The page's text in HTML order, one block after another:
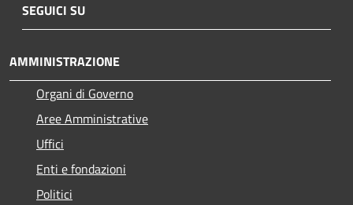
SEGUICI SU
AMMINISTRAZIONE
Organi di Governo
Aree Amministrative
Uffici
Enti e fondazioni
Politici